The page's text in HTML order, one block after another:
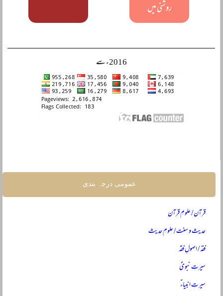
روشنی میں
2016ء سے
عمومی درجہ بندی
قرآن / علومِ قرآن
حدیث و سنت / علومِ حدیث
فقہ / اصولِ فقہ
سیرتِ نبویؐ
سیرتِ انبیاءؑ